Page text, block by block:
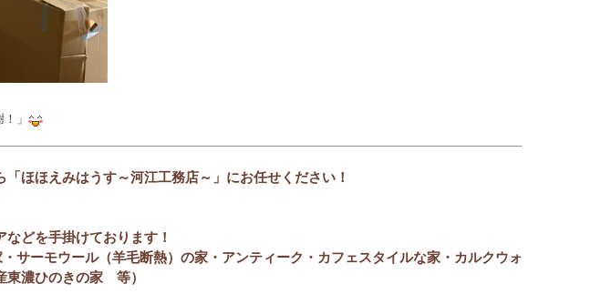
」
ほほえみはうす～河江工務店～」にお任せください！
どを手掛けております！
サーモウール（羊毛断熱）の家 ・アンティーク・カフェスタイルな家・カルクウォ
東濃ひのきの家 等）